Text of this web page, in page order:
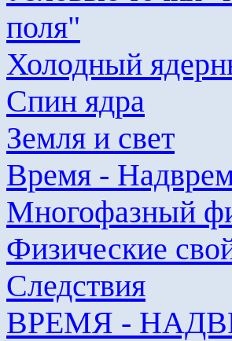
поля"
Холодный
Спин ядра
Земля и свет
Время -
Многофазный
Физические
Следствия
ВРЕМЯ -